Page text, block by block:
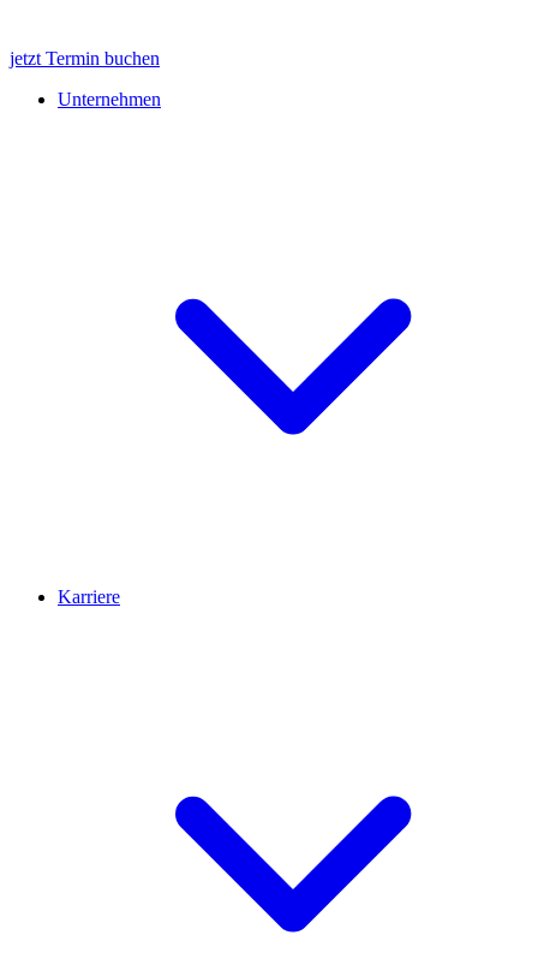
jetzt Termin buchen
Unternehmen
Karriere